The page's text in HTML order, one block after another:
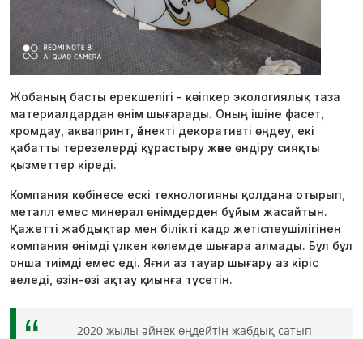
Жобаның басты ерекшелігі - кәсіпкер экологиялық таза
материалдардан өнім шығарады. Оның ішіне фасет,
хромдау, аквапринт, әйнекті декоративті өңдеу, екі
қабатты терезелерді құрастыру және өндіру сияқты
қызметтер кіреді.
Компания көбінесе ескі технологияны қолдана отырып,
металл емес минерал өнімдерден бұйым жасайтын.
Қажетті жабдықтар мен білікті кадр жетіспеушілігінен
компания өнімді үлкен көлемде шығара алмады. Бұл бұл
онша тиімді емес еді. Яғни аз тауар шығару аз кіріс
әкеледі, өзін-өзі ақтау қиынға түсетін.
2020 жылы әйнек өңдейтін жабдық сатып